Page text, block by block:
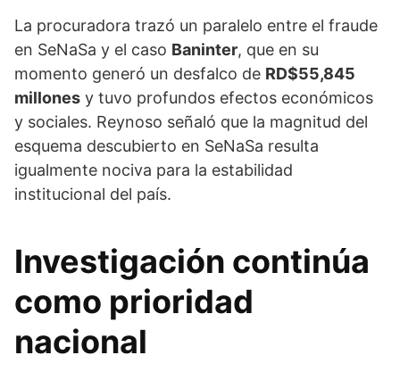
La procuradora trazó un paralelo entre el fraude
en SeNaSa y el caso Baninter, que en su
momento generó un desfalco de RD$55,845
millones y tuvo profundos efectos económicos
y sociales. Reynoso señaló que la magnitud del
esquema descubierto en SeNaSa resulta
igualmente nociva para la estabilidad
institucional del país.
Investigación continúa
como prioridad
nacional